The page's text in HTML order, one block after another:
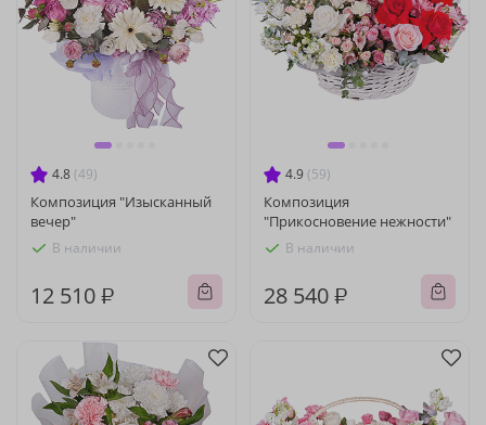
4.8 (49)
Композиция "Изысканный
вечер"
В наличии
12 510 ₽
4.9 (59)
Композиция
"Прикосновение нежности"
В наличии
28 540 ₽